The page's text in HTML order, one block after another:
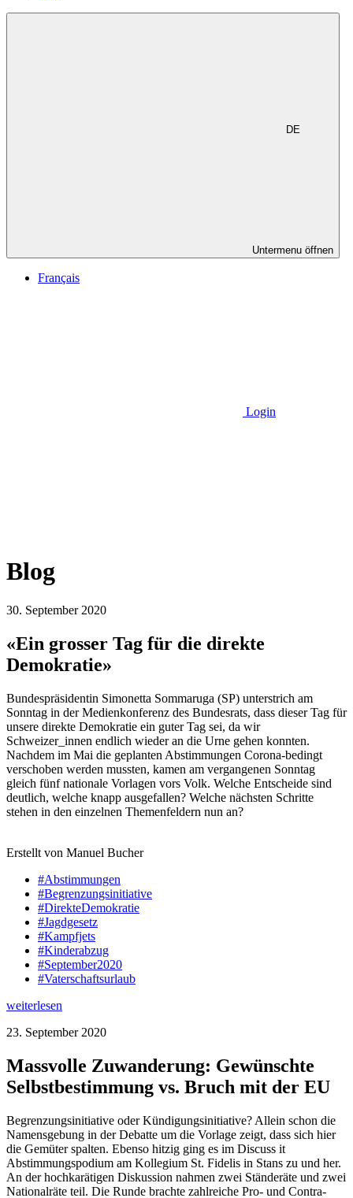
DE
Untermenu öffnen
Français
Login
Blog
30. September 2020
«Ein grosser Tag für die direkte
Demokratie»
Bundespräsidentin Simonetta Sommaruga (SP) unterstrich am
Sonntag in der Medienkonferenz des Bundesrats, dass dieser Tag für
unsere direkte Demokratie ein guter Tag sei, da wir
Schweizer_innen endlich wieder an die Urne gehen konnten.
Nachdem im Mai die geplanten Abstimmungen Corona-bedingt
verschoben werden mussten, kamen am vergangenen Sonntag
gleich fünf nationale Vorlagen vors Volk. Welche Entscheide sind
deutlich, welche knapp ausgefallen? Welche nächsten Schritte
stehen in den einzelnen Themenfeldern nun an?
Erstellt von Manuel Bucher
#Abstimmungen
#Begrenzungsinitiative
#DirekteDemokratie
#Jagdgesetz
#Kampfjets
#Kinderabzug
#September2020
#Vaterschaftsurlaub
weiterlesen
23. September 2020
Massvolle Zuwanderung: Gewünschte
Selbstbestimmung vs. Bruch mit der EU
Begrenzungsinitiative oder Kündigungsinitiative? Allein schon die
Namensgebung in der Debatte um die Vorlage zeigt, dass sich hier
die Gemüter spalten. Ebenso hitzig ging es im Discuss it
Abstimmungspodium am Kollegium St. Fidelis in Stans zu und her.
An der hochkarätigen Diskussion nahmen zwei Ständeräte und zwei
Nationalräte teil. Die Runde brachte zahlreiche Pro- und Contra-